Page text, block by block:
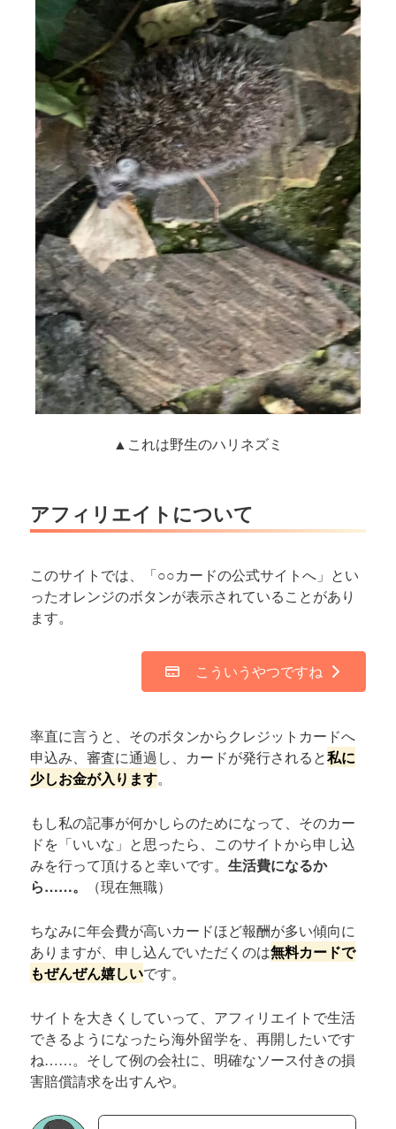
▲これは野生のハリネズミ
アフィリエイトについて
このサイトでは、「○○カードの公式サイトへ」とい
ったオレンジのボタンが表示されていることがあり
ます。
こういうやつですね
率直に言うと、そのボタンからクレジットカードへ
申込み、審査に通過し、カードが発行されると私に
少しお金が入ります。
もし私の記事が何かしらのためになって、そのカー
ドを「いいな」と思ったら、このサイトから申し込
みを行って頂けると幸いです。生活費になるか
ら……。
（現在無職）
ちなみに年会費が高いカードほど報酬が多い傾向に
ありますが、申し込んでいただくのは無料カードで
もぜんぜん嬉しいです。
サイトを大きくしていって、アフィリエイトで生活
できるようになったら海外留学を、再開したいです
ね……。そして例の会社に、明確なソース付きの損
害賠償請求を出すんや。